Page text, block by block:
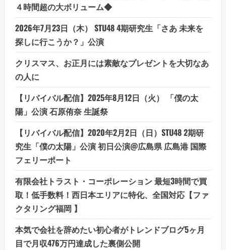
４時間超の大ボリューム◆
2026年7月23日（木） STU48 4期研究生「さあ 未来を
探しに行こうか？」公演
クリスマス、お正月には素敵なプレゼントを大切なあ
の人に
【リバイバル配信】2025年8月12日（火） 「僕の太
陽」公演 石原侑奈 生誕祭
【リバイバル配信】2020年2月2日（日）STU48 2期研
究生「僕の太陽」公演 初日公演@広島県 広島港 国際
フェリーポート
有限会社トラスト・コーポレーション 最短3時間で買
取！低手数料！西日本エリアに特化、全国対応【ファ
クタリング福岡 】
本気で会社を辞めたい初心者がトレンドブログ5ヶ月
目で月収476万円達成した裏側公開